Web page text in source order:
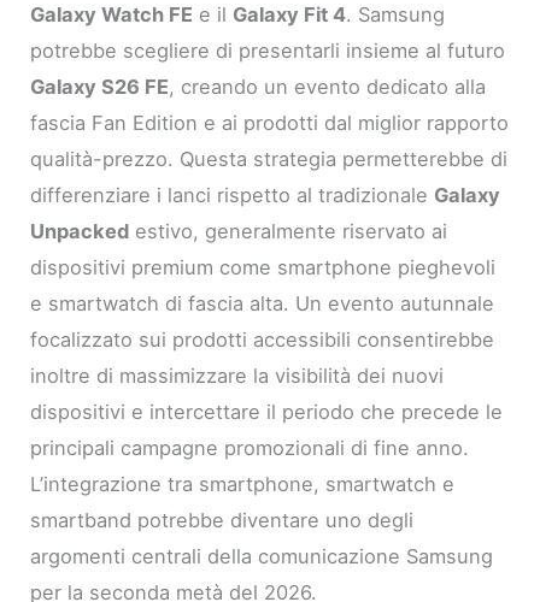
Galaxy Watch FE e il Galaxy Fit 4. Samsung
potrebbe scegliere di presentarli insieme al futuro
Galaxy S26 FE, creando un evento dedicato alla
fascia Fan Edition e ai prodotti dal miglior rapporto
qualità-prezzo. Questa strategia permetterebbe di
differenziare i lanci rispetto al tradizionale Galaxy
Unpacked estivo, generalmente riservato ai
dispositivi premium come smartphone pieghevoli
e smartwatch di fascia alta. Un evento autunnale
focalizzato sui prodotti accessibili consentirebbe
inoltre di massimizzare la visibilità dei nuovi
dispositivi e intercettare il periodo che precede le
principali campagne promozionali di fine anno.
L’integrazione tra smartphone, smartwatch e
smartband potrebbe diventare uno degli
argomenti centrali della comunicazione Samsung
per la seconda metà del 2026.